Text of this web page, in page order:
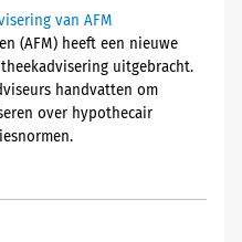
van AFM
(AFM) heeft een nieuwe
uitgebracht.
handvatten om
over hypothecair